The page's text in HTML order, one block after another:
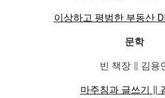
이상하고 평범한 부동산
문학
빈 책장 ∥ 김용
마주침과 글쓰기 ∥